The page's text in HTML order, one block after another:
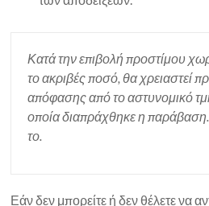
Κατά την επιβολή προστίμου
το ακριβές ποσό, θα χρειαστεί
απόφασης από το αστυνομικό
οποία διαπράχθηκε η
το.
Εάν δεν μπορείτε ή δεν θέλετε να